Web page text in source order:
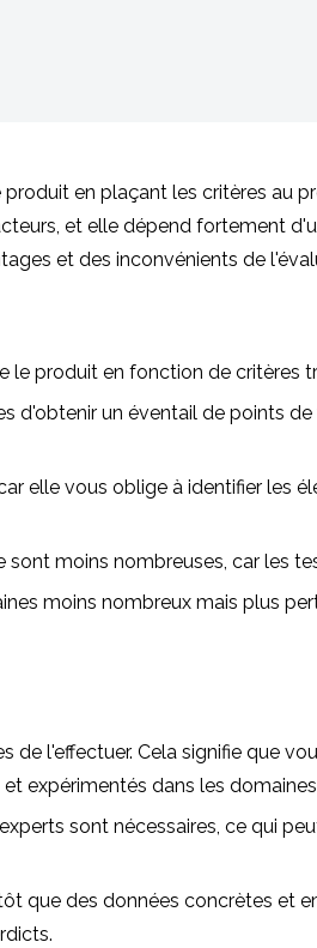
en plaçant les critères au
et elle dépend fortement
et des inconvénients de
le produit en fonction de critères
d'obtenir un éventail de points
elle vous oblige à identifier les
moins nombreuses, car les
moins nombreux mais plus
de l'effectuer. Cela signifie que
expérimentés dans les
sont nécessaires, ce qui
que des données concrètes et